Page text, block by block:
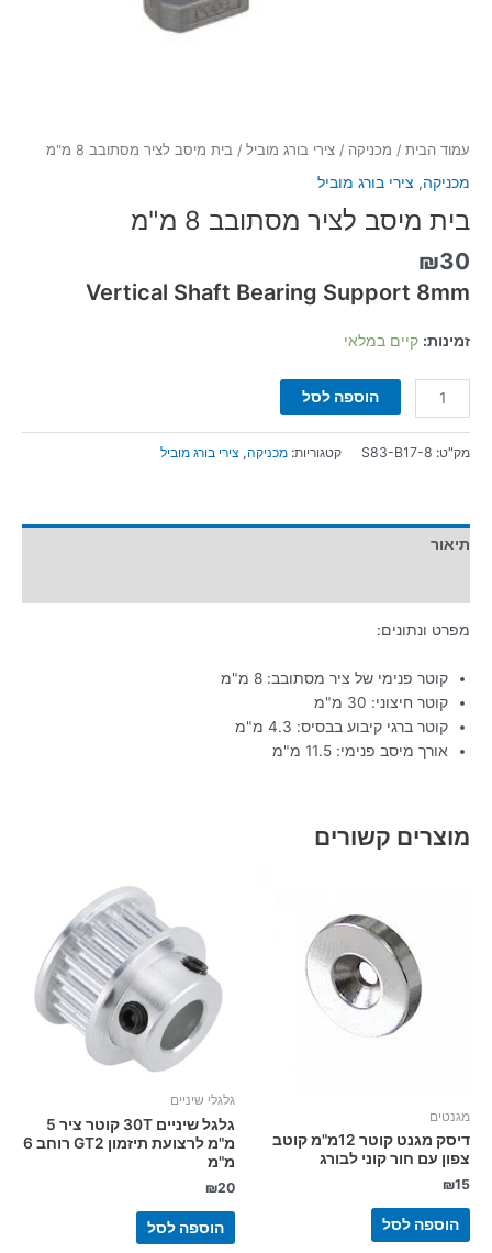
עמוד הבית / מכניקה / צירי בורג מוביל / בית מיסב לציר מסתובב 8 מ"מ
מכניקה, צירי בורג מוביל
בית מיסב לציר מסתובב 8 מ"מ
₪30
Vertical Shaft Bearing Support 8mm
זמינות: קיים במלאי
הוספה לסל
מק"ט: S83-B17-8 קטגוריות: מכניקה, צירי בורג מוביל
תיאור
מפרט ונתונים:
קוטר פנימי של ציר מסתובב: 8 מ"מ
קוטר חיצוני: 30 מ"מ
קוטר ברגי קיבוע בבסיס: 4.3 מ"מ
אורך מיסב פנימי: 11.5 מ"מ
מוצרים קשורים
מגנטים
דיסק מגנט קוטר 12מ"מ קוטב
צפון עם חור קוני לבורג
₪15
הוספה לסל
גלגלי שיניים
גלגל שיניים 30T קוטר ציר 5
מ"מ לרצועת תיזמון GT2 רוחב 6
מ"מ
₪20
הוספה לסל